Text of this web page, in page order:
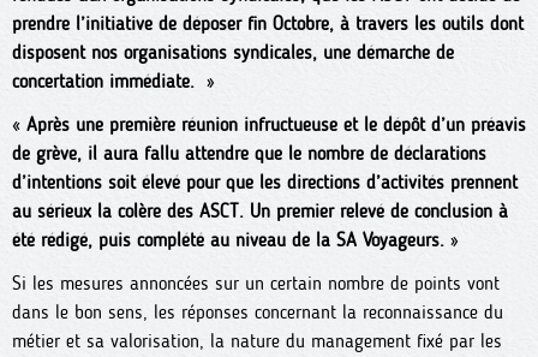
prendre l’initiative de déposer fin Octobre, à travers les outils dont
disposent nos organisations syndicales, une démarche de
concertation immédiate. »
« Après une première réunion infructueuse et le dépôt d’un préavis
de grève, il aura fallu attendre que le nombre de déclarations
d’intentions soit élevé pour que les directions d’activités prennent
au sérieux la colère des ASCT. Un premier relevé de conclusion à
été rédigé, puis complété au niveau de la SA Voyageurs. »
Si les mesures annoncées sur un certain nombre de points vont
dans le bon sens, les réponses concernant la reconnaissance du
métier et sa valorisation, la nature du management fixé par les